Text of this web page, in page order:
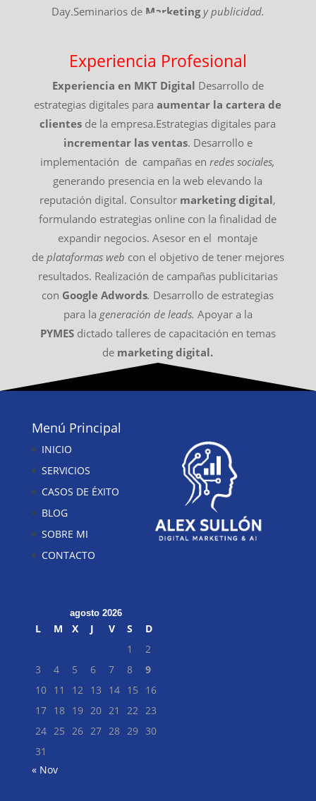
Day.Seminarios de Marketingy publicidad.
Experiencia Profesional
Experiencia en MKT Digital Desarrollo de
estrategias digitales paraaumentar la cartera de
clientes de la empresa.Estrategias digitales para
incrementar las ventas. Desarrollo e
implementación de campañas enredes sociales,
generando presencia en la web elevando la
reputación digital. Consultor marketing digital,
formulando estrategias online con la finalidad de
expandir negocios. Asesor en el montaje
de plataformas web con el objetivo de tener mejores
resultados. Realización de campañas publicitarias
con Google Adwords. Desarrollo de estrategias
para la generación de leads. Apoyar a la
PYMESdictado talleres de capacitación en temas
de marketing digital.
Menú Principal
INICIO
SERVICIOS
CASOS DE ÉXITO
BLOG
SOBRE MI
CONTACTO
agosto 2026
L M X J V S
D
1
2
3
4 5 6 7 8
9
10 11 12 13 14 15
16
17 18 19 20 21 22 23
24 25 26 27 28 29 30
31
« Nov